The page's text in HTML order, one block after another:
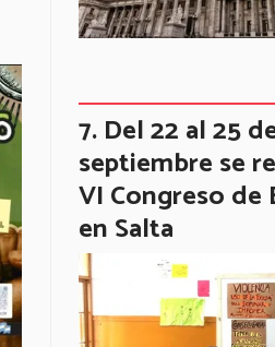
Del 22 al 25
septiembre se
VI Congreso de
en Salta